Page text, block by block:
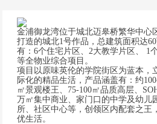
金浦御龙湾位于城北迈皋桥繁华中心
打造的城北1号作品，总建筑面积达
有：6个住宅片区、2大教学片区、 1
等全物业综合项目。
项目以原味英伦的学院街区为蓝本，
际化的精品生活，产品涵盖有：约
㎡景观楼王、75-100㎡品质高层、
万㎡集中商业、家门口的中学及幼儿
所、社区中心等，创领区内配套之王
优生活。